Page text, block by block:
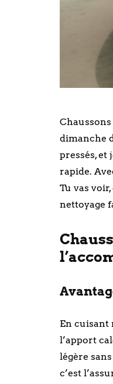
dimanche
pressés, et
rapide.
Tu vas
nettoyage
En cuisant
l’apport
légère
c’est